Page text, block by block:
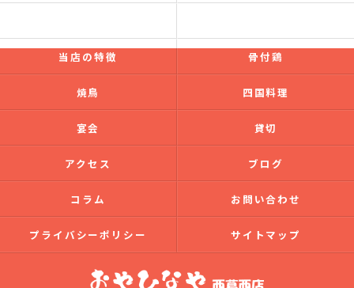
当店の特徴 骨付鶏
焼鳥 四国料理
宴会 貸切
アクセス ブログ
コラム お問い合わせ
プライバシーポリシー サイトマップ